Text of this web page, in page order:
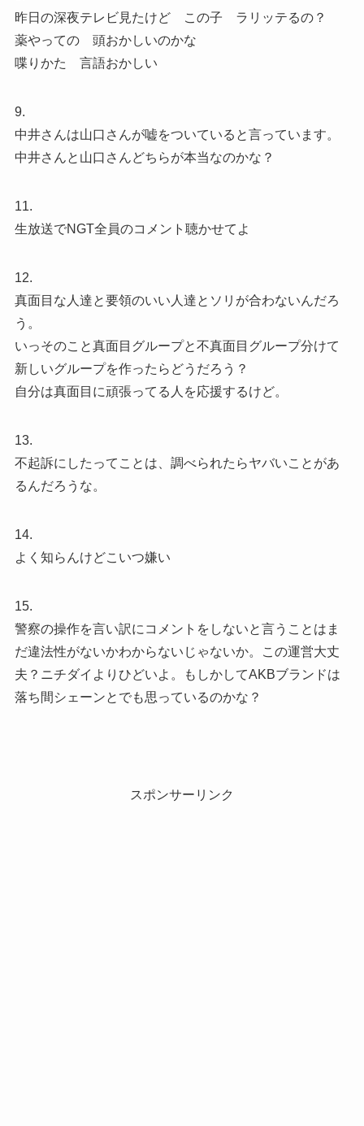
昨日の深夜テレビ見たけど この子 ラリッテるの？
薬やっての 頭おかしいのかな
喋りかた 言語おかしい
9.
中井さんは山口さんが嘘をついていると言っています。
中井さんと山口さんどちらが本当なのかな？
11.
生放送でNGT全員のコメント聴かせてよ
12.
真面目な人達と要領のいい人達とソリが合わないんだろ
う。
いっそのこと真面目グループと不真面目グループ分けて
新しいグループを作ったらどうだろう？
自分は真面目に頑張ってる人を応援するけど。
13.
不起訴にしたってことは、調べられたらヤバいことがあ
るんだろうな。
14.
よく知らんけどこいつ嫌い
15.
警察の操作を言い訳にコメントをしないと言うことはま
だ違法性がないかわからないじゃないか。この運営大丈
夫？ニチダイよりひどいよ。もしかしてAKBブランドは
落ち間シェーンとでも思っているのかな？
スポンサーリンク